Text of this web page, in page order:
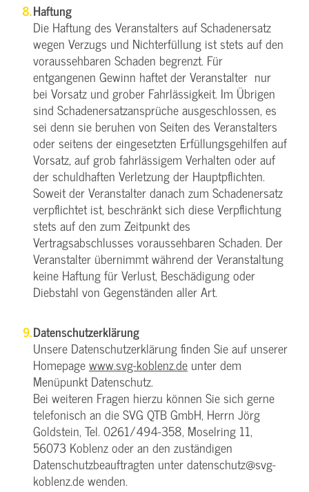
Haftung
Die Haftung des Veranstalters auf Schadenersatz
wegen Verzugs und Nichterfüllung ist stets auf den
voraussehbaren Schaden begrenzt. Für
entgangenen Gewinn haftet der Veranstalter nur
bei Vorsatz und grober Fahrlässigkeit. Im Übrigen
sind Schadenersatzansprüche ausgeschlossen, es
sei denn sie beruhen von Seiten des Veranstalters
oder seitens der eingesetzten Erfüllungsgehilfen auf
Vorsatz, auf grob fahrlässigem Verhalten oder auf
der schuldhaften Verletzung der Hauptpflichten.
Soweit der Veranstalter danach zum Schadenersatz
verpflichtet ist, beschränkt sich diese Verpflichtung
stets auf den zum Zeitpunkt des
Vertragsabschlusses voraussehbaren Schaden. Der
Veranstalter übernimmt während der Veranstaltung
keine Haftung für Verlust, Beschädigung oder
Diebstahl von Gegenständen aller Art.
Datenschutzerklärung
Unsere Datenschutzerklärung finden Sie auf unserer
Homepagewww.svg-koblenz.de unter dem
Menüpunkt Datenschutz.
Bei weiteren Fragen hierzu können Sie sich gerne
telefonisch an die SVG QTB GmbH, Herrn Jörg
Goldstein, Tel. 0261/494-358, Moselring 11,
56073 Koblenz oder an den zuständigen
Datenschutzbeauftragten unter datenschutz@svg-
koblenz.de wenden.